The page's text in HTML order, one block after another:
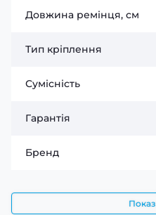
Довжина ремінця, см
Тип кріплення
Сумісність
Гарантія
Бренд